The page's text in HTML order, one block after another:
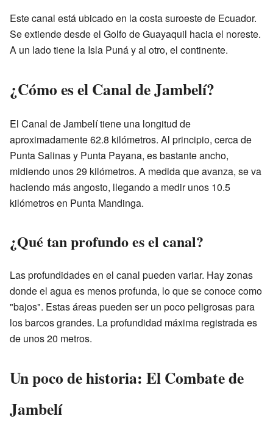
Este canal está ubicado en la costa suroeste de Ecuador.
Se extiende desde el Golfo de Guayaquil hacia el noreste.
A un lado tiene la Isla Puná y al otro, el continente.
¿Cómo es el Canal de Jambelí?
El Canal de Jambelí tiene una longitud de
aproximadamente 62.8 kilómetros. Al principio, cerca de
Punta Salinas y Punta Payana, es bastante ancho,
midiendo unos 29 kilómetros. A medida que avanza, se va
haciendo más angosto, llegando a medir unos 10.5
kilómetros en Punta Mandinga.
¿Qué tan profundo es el canal?
Las profundidades en el canal pueden variar. Hay zonas
donde el agua es menos profunda, lo que se conoce como
"bajos". Estas áreas pueden ser un poco peligrosas para
los barcos grandes. La profundidad máxima registrada es
de unos 20 metros.
Un poco de historia: El Combate de
Jambelí